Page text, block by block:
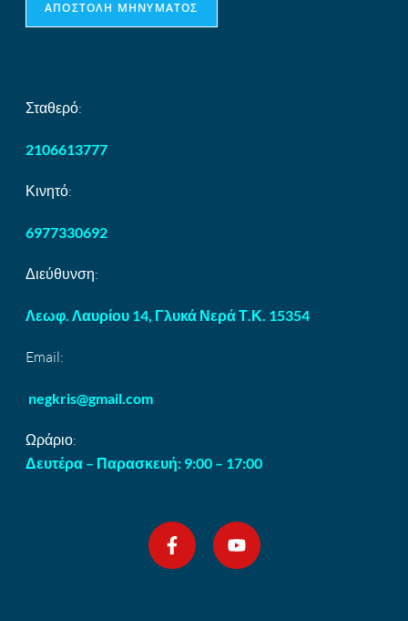
Σταθερό:
2106613777
Κινητό:
6977330692
Διεύθυνση:
Λεωφ. Λαυρίου 14, Γλυκά Νερά Τ.Κ. 15354
Email:
negkris@gmail.com
Ωράριο:
Δευτέρα – Παρασκευή: 9:00 – 17:00